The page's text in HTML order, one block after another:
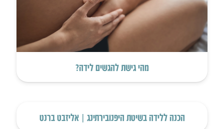
מהי גישת להגשים לידה?
הכנה ללידה בשיטת היפנובירתינג | אליזבט ברנט